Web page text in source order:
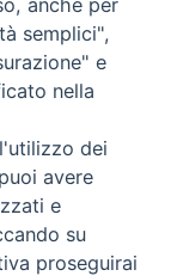
semplici",
e
nella
dei
avere
e
su
proseguirai